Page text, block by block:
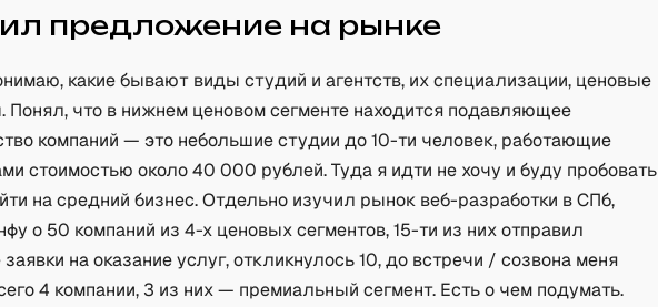
предложение на рынке
какие бывают виды студий и агентств, их специализации, ценовые
Понял, что в нижнем ценовом сегменте находится подавляющее
компаний — это небольшие студии до 10-ти человек, работающие
стоимостью около 40 000 рублей. Туда я идти не хочу и буду пробовать
на средний бизнес. Отдельно изучил рынок веб-разработки в СПб,
о 50 компаний из 4-х ценовых сегментов, 15-ти из них отправил
на оказание услуг, откликнулось 10, до встречи / созвона меня
4 компании, 3 из них — премиальный сегмент. Есть о чем подумать.